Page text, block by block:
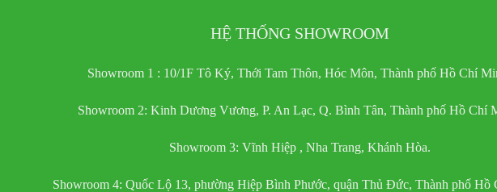
HỆ THỐNG SHOWROOM
Showroom 1 : 10/1F Tô Ký, Thới Tam Thôn, Hóc Môn, Thành phố Hồ Chí
Showroom 2: Kinh Dương Vương, P. An Lạc, Q. Bình Tân, Thành phố Hồ Chí
Showroom 3: Vĩnh Hiệp , Nha Trang, Khánh Hòa.
Showroom 4: Quốc Lộ 13, phường Hiệp Bình Phước, quận Thủ Đức, Thành phố Hồ